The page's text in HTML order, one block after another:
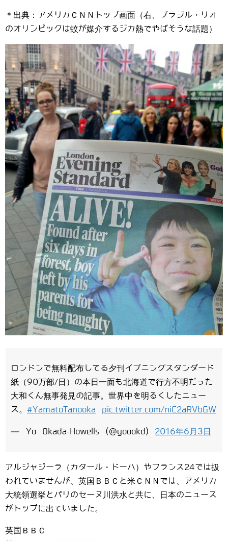
＊出典：アメリカＣＮＮトップ画面（右、ブラジル・リオ
のオリンピックは蚊が媒介するジカ熱でやばそうな話題）
ロンドンで無料配布してる夕刊イブニングスタンダード
紙（90万部/日）の本日一面も北海道で行方不明だった
大和くん無事発見の記事。世界中を明るくしたニュー
ス。 #YamatoTanooka pic.twitter.com/niC2aRVbGW
— Yo Okada-Howells (@yoookd) 2016年6月3日
アルジャジーラ（カタール・ドーハ）やフランス24では扱
われていませんが、英国ＢＢＣと米ＣＮＮでは、アメリカ
大統領選挙とパリのセーヌ川洪水と共に、日本のニュース
がトップに出ていました。
英国ＢＢＣ